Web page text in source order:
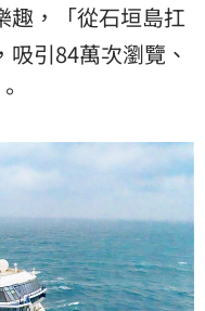
趣，「從石垣島扛
引84萬次瀏覽、